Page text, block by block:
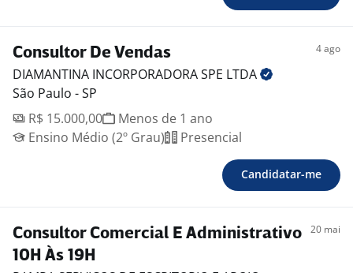
Consultor De Vendas 4 ago
DIAMANTINA INCORPORADORA SPE LTDA
São Paulo - SP
R$ 15.000,00
Menos de 1 ano
Ensino Médio (2º Grau)
Presencial
Candidatar-me
Consultor Comercial E Administrativo
10H Às 19H
20 mai